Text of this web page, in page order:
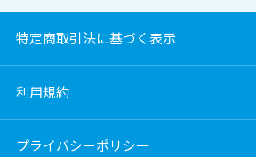
特定商取引法に基づく表示
利用規約
プライバシーポリシー